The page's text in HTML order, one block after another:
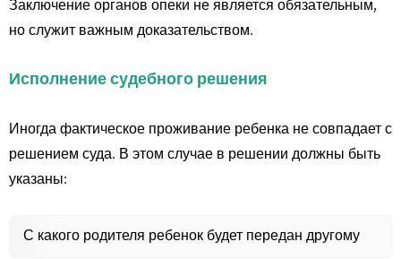
Заключение органов опеки не является обязательным,
но служит важным доказательством.
Исполнение судебного решения
Иногда фактическое проживание ребенка не совпадает с
решением суда. В этом случае в решении должны быть
указаны:
С какого родителя ребенок будет передан другому